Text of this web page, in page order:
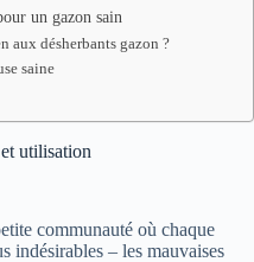
un gazon sain
aux désherbants gazon ?
saine
utilisation
communauté où chaque
indésirables – les mauvaises